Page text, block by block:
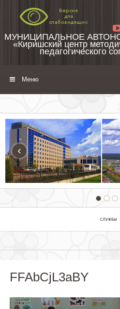
МУНИЦИПАЛЬНОЕ
«Киришский центр
педагогического
Меню
‹
СЛУЖБЫ
FFAbCjL3aBY